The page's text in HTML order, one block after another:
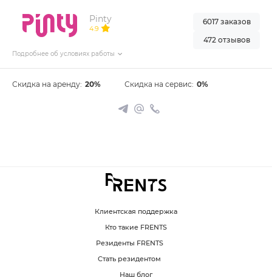
Pinty
4.9
Подробнее об условиях работы
6017 заказов
472 отзывов
Скидка на аренду: 20% Скидка на сервис: 0%
Клиентская поддержка
Кто такие FRENTS
Резиденты FRENTS
Стать резидентом
Наш блог